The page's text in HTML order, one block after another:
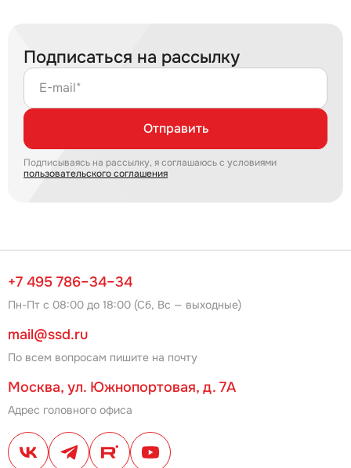
Подписаться на рассылку
E-mail*
Отправить
Подписываясь на рассылку, я соглашаюсь с условиями
пользовательского соглашения
+7 495 786–34–34
Пн-Пт с 08:00 до 18:00 (Сб, Вс — выходные)
mail@ssd.ru
По всем вопросам пишите на почту
Москва, ул. Южнопортовая, д. 7А
Адрес головного офиса